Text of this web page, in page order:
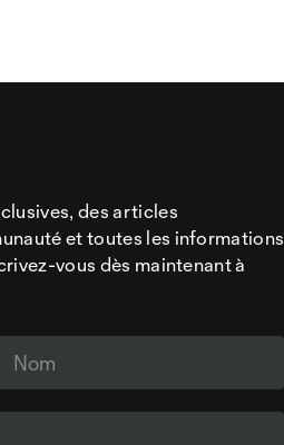
des articles
et toutes les informations
vous dès maintenant à